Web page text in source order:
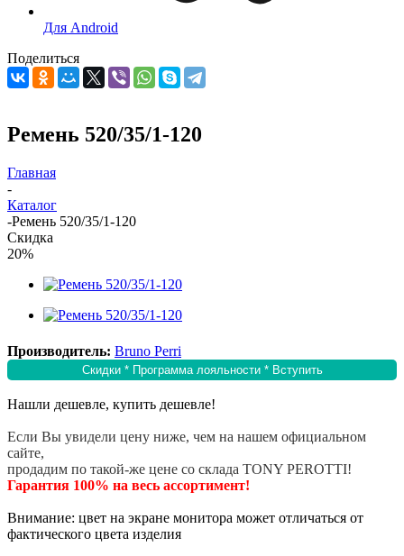
Для Android
Поделиться
Ремень 520/35/1-120
Главная
-
Каталог
-Ремень 520/35/1-120
Скидка
20%
Производитель: Bruno Perri
Скидки * Программа лояльности * Вступить
Нашли дешевле, купить дешевле!
Если Вы увидели цену ниже, чем на нашем официальном
сайте,
продадим по такой-же цене со склада TONY PEROTTI!
Гарантия 100% на весь ассортимент!
Внимание: цвет на экране монитора может отличаться от
фактического цвета изделия